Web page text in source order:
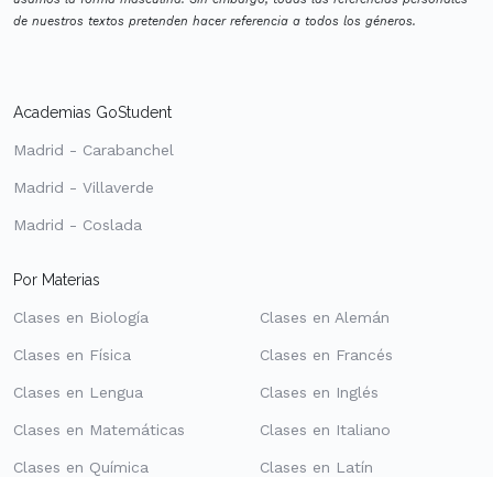
de nuestros textos pretenden hacer referencia a todos los géneros.
Academias GoStudent
Madrid - Carabanchel
Madrid - Villaverde
Madrid - Coslada
Por Materias
Clases en Biología
Clases en Física
Clases en Lengua
Clases en Matemáticas
Clases en Química
Clases en Alemán
Clases en Francés
Clases en Inglés
Clases en Italiano
Clases en Latín